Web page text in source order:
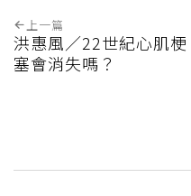
上一篇
洪惠風／22世紀心肌梗
塞會消失嗎？